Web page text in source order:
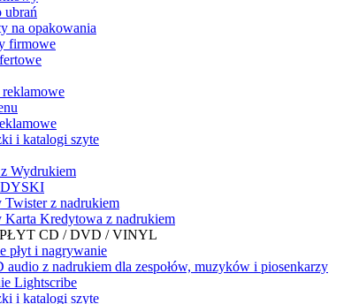
ubrań
na opakowania
firmowe
i katalogi szyte
Wydrukiem
Twister z nadrukiem
Karta Kredytowa z nadrukiem
CD / DVD / VINYL
płyt i nagrywanie
audio z nadrukiem dla zespołów, muzyków i piosenkarzy
Lightscribe
i katalogi szyte